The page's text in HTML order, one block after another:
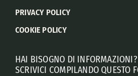
PRIVACY POLICY
COOKIE POLICY
HAI BISOGNO DI INFORMAZIONI?
SCRIVICI COMPILANDO QUESTO